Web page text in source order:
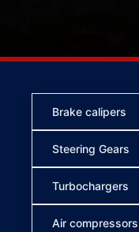
Brake calipers
Steering Gears
Turbochargers
Air compressors